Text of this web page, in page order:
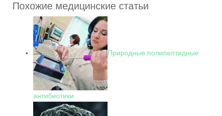
Похожие медицинские статьи
Природные полипептидные
антибиотики